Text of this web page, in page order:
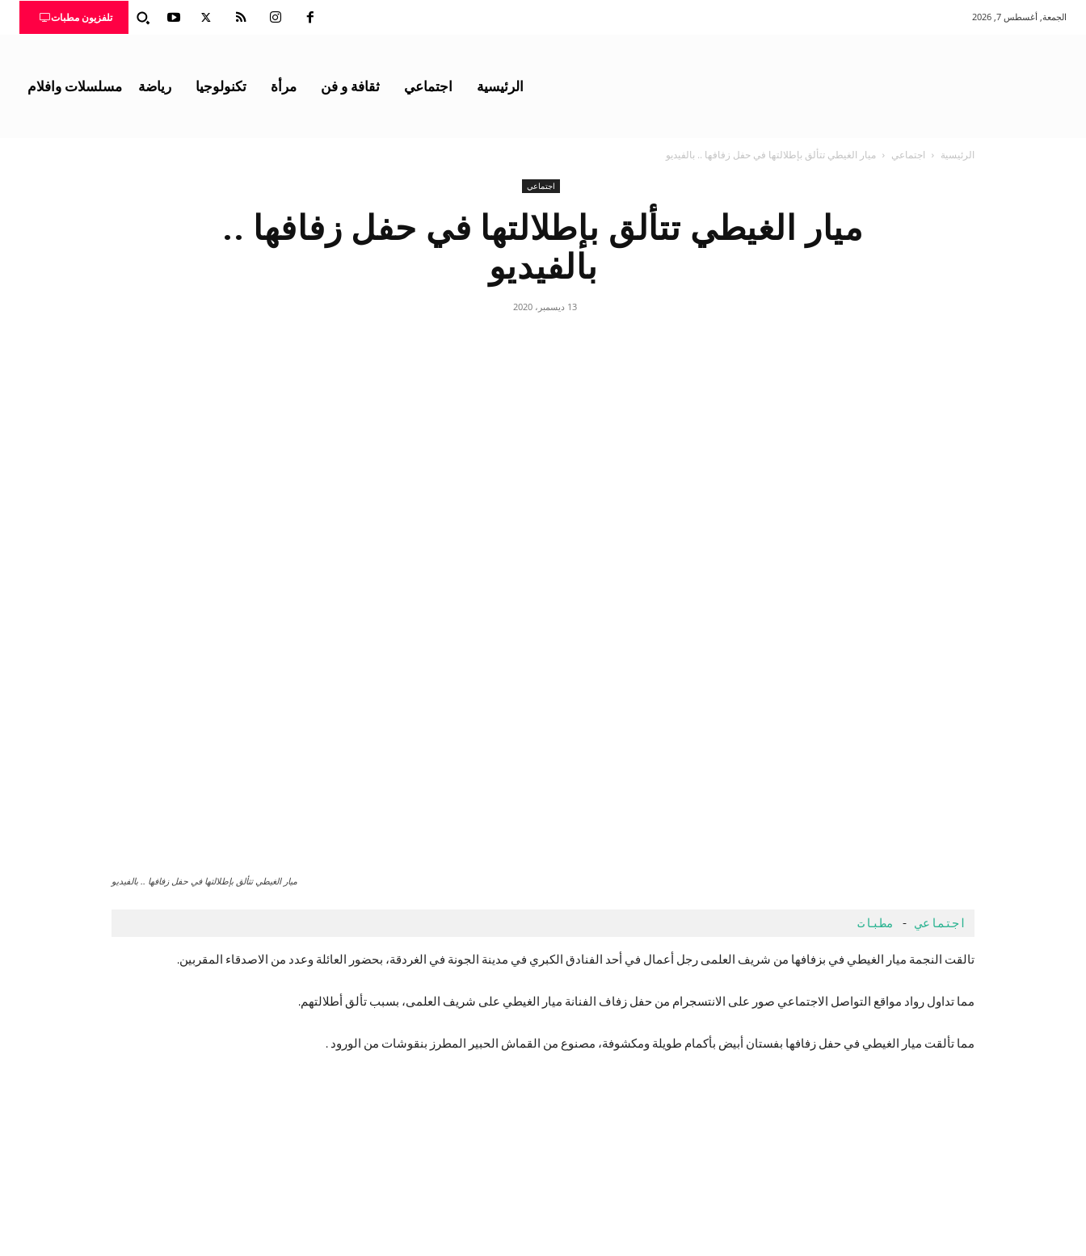
تلفزيون مطبات الجمعة, أغسطس 7, 2026
الرئيسية اجتماعي ثقافة و فن مرأة تكنولوجيا رياضة مسلسلات وافلام
الرئيسية اجتماعي ميار الغيطي تتألق بإطلالتها في حفل زفافها .. بالفيديو
اجتماعي
ميار الغيطي تتألق بإطلالتها في حفل زفافها ..
بالفيديو
13 ديسمبر، 2020
ميار الغيطي تتألق بإطلالتها في حفل زفافها .. بالفيديو
اجتماعي - مطبات
تالقت النجمة ميار الغيطي في بزفافها من شريف العلمى رجل أعمال في أحد الفنادق الكبري في مدينة الجونة في الغردقة، بحضور العائلة وعدد من الاصدقاء المقربين.
مما تداول رواد مواقع التواصل الاجتماعي صور على الانتسجرام من حفل زفاف الفنانة ميار الغيطي على شريف العلمى، بسبب تألق أطلالتهم.
مما تألقت ميار الغيطي في حفل زفافها بفستان أبيض بأكمام طويلة ومكشوفة، مصنوع من القماش الحبير المطرز بنقوشات من الورود .